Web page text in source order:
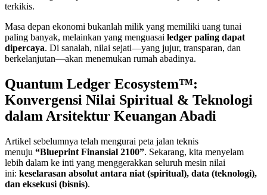
terkikis.
Masa depan ekonomi bukanlah milik yang memiliki uang tunai
paling banyak, melainkan yang menguasai ledger paling dapat
dipercaya. Di sanalah, nilai sejati—yang jujur, transparan, dan
berkelanjutan—akan menemukan rumah abadinya.
Quantum Ledger Ecosystem™:
Konvergensi Nilai Spiritual & Teknologi
dalam Arsitektur Keuangan Abadi
Artikel sebelumnya telah mengurai peta jalan teknis
menuju “Blueprint Finansial 2100”. Sekarang, kita menyelam
lebih dalam ke inti yang menggerakkan seluruh mesin nilai
ini: keselarasan absolut antara niat (spiritual), data (teknologi),
dan eksekusi (bisnis).